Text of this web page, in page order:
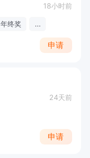
18小时前
年终奖 ...
申请
24天前
申请